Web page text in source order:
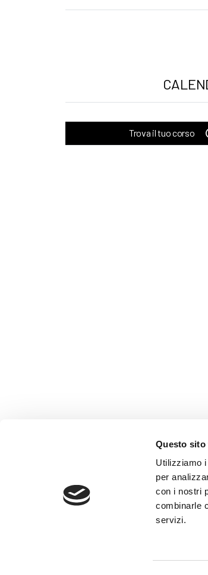
Questo
Utilizziamo
per
con i nostri
combinarle
servizi.
Trova il tuo corso
ABF Azienda
C.F. e P. IVA